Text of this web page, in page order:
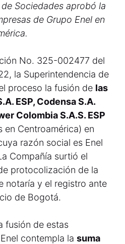
Sociedades aprobó la
de Grupo Enel en
No. 325-002477 del
la Superintendencia de
proceso la fusión de las
ESP, Codensa S.A.
Colombia S.A.S. ESP
en Centroamérica) en
razón social es Enel
Compañía surtió el
protocolización de la
notaría y el registro ante
de Bogotá.
fusión de estas
contempla la suma